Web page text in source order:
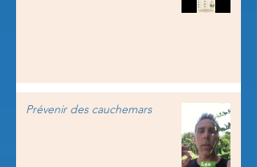
Prévenir des cauchemars